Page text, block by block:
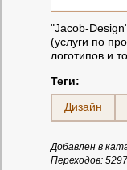
"Jacob-
(услуги по
логотипов и
Теги:
Дизайн
Добавлен в
Переходов: 5297